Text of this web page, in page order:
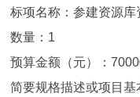
标项名称：参建资源库
数量： 1
预算金额（元）：
简要规格描述或项目